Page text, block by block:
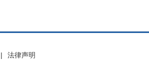
| 法律声明